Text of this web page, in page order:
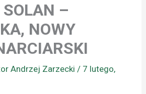
–
NOWY
Andrzej Zarzecki/ 7 lutego,